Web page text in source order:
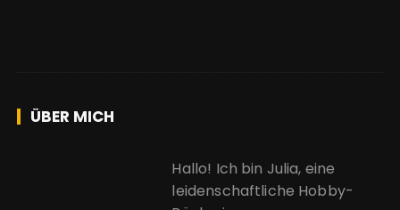
ÜBER MICH
Hallo! Ich bin Julia, eine
leidenschaftliche Hobby-